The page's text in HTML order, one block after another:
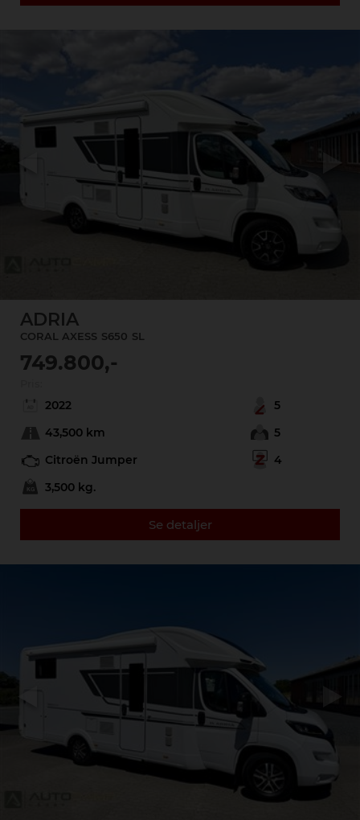
ADRIA
CORAL AXESS S650 SL
749.800,-
2022
5
43,500 km
5
Citroën Jumper
4
3,500 kg.
Se detaljer
Next